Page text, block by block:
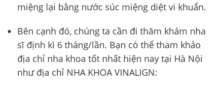
miệng lại bằng nước súc miệng diệt vi khuẩn.
Bên cạnh đó, chúng ta cần đi thăm khám nha
sĩ định kì 6 tháng/lần. Bạn có thể tham khảo
địa chỉ nha khoa tốt nhất hiện nay tại Hà Nội
như địa chỉ NHA KHOA VINALIGN: